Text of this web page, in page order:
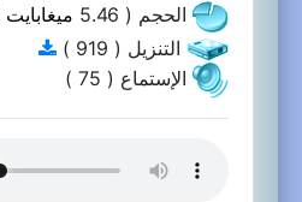
الحجم ( 5.46
ميغابايت
التنزيل ( 919 )
الإستماع ( 75 )